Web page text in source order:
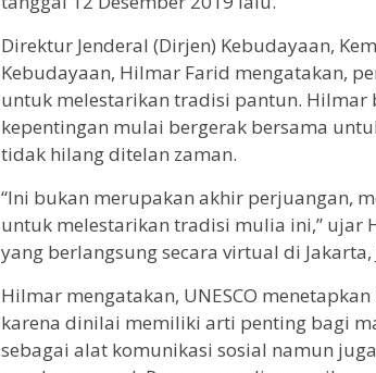
Direktur Jenderal (Dirjen) Kebudayaan,
Kebudayaan, Hilmar Farid mengatakan,
untuk melestarikan tradisi pantun. Hilmar
kepentingan mulai bergerak bersama
tidak hilang ditelan zaman.
“Ini bukan merupakan akhir perjuangan,
untuk melestarikan tradisi mulia ini,” ujar
yang berlangsung secara virtual di
Hilmar mengatakan, UNESCO
karena dinilai memiliki arti penting bagi
sebagai alat komunikasi sosial namun